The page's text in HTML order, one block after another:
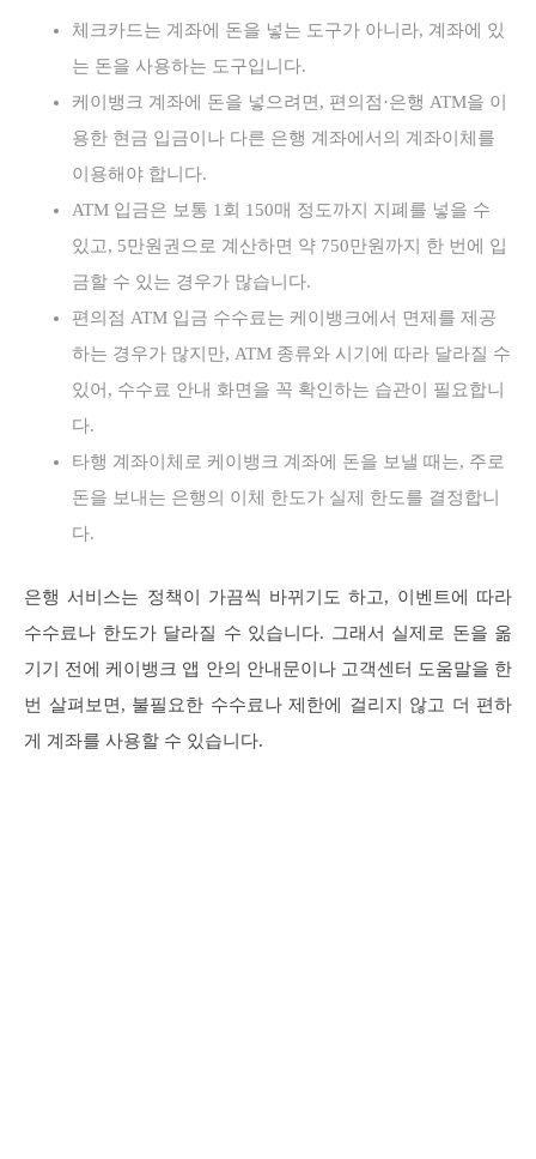
체크카드는 계좌에 돈을 넣는 도구가 아니라, 계좌에 있
는 돈을 사용하는 도구입니다.
케이뱅크 계좌에 돈을 넣으려면, 편의점·은행 ATM을 이
용한 현금 입금이나 다른 은행 계좌에서의 계좌이체를
이용해야 합니다.
ATM 입금은 보통 1회 150매 정도까지 지폐를 넣을 수
있고, 5만원권으로 계산하면 약 750만원까지 한 번에 입
금할 수 있는 경우가 많습니다.
편의점 ATM 입금 수수료는 케이뱅크에서 면제를 제공
하는 경우가 많지만, ATM 종류와 시기에 따라 달라질 수
있어, 수수료 안내 화면을 꼭 확인하는 습관이 필요합니
다.
타행 계좌이체로 케이뱅크 계좌에 돈을 보낼 때는, 주로
돈을 보내는 은행의 이체 한도가 실제 한도를 결정합니
다.
은행 서비스는 정책이 가끔씩 바뀌기도 하고, 이벤트에 따라
수수료나 한도가 달라질 수 있습니다. 그래서 실제로 돈을 옮
기기 전에 케이뱅크 앱 안의 안내문이나 고객센터 도움말을 한
번 살펴보면, 불필요한 수수료나 제한에 걸리지 않고 더 편하
게 계좌를 사용할 수 있습니다.